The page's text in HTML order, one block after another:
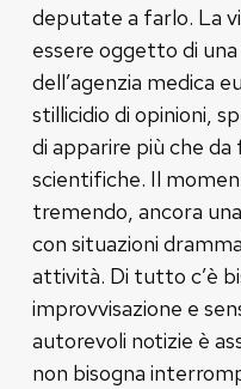
deputate a farlo. La
essere oggetto di
dell’agenzia medica
stillicidio di opinioni,
di apparire più che
scientifiche. Il
tremendo, ancora
con situazioni
attività. Di tutto c’è
improvvisazione e
autorevoli notizie è
non bisogna